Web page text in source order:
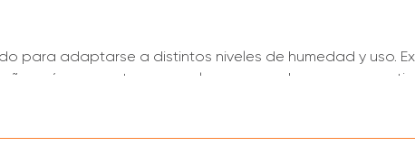
adaptarse a distintos niveles de humedad y uso.
así como patrones y colores pensados para